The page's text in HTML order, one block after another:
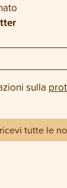
sulla
tutte le